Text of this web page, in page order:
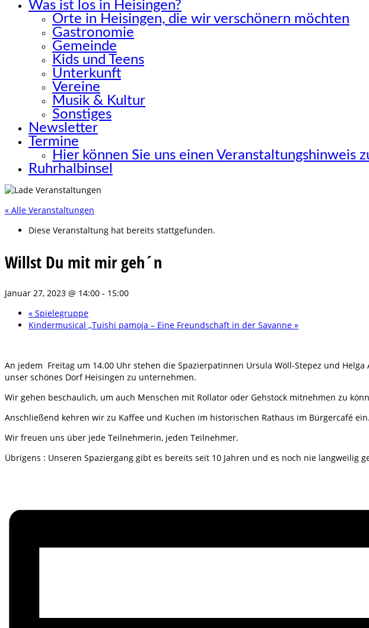
Was ist los in Heisingen?
Orte in Heisingen, die wir verschönern möchten
Gastronomie
Gemeinde
Kids und Teens
Unterkunft
Vereine
Musik & Kultur
Sonstiges
Newsletter
Termine
Hier können Sie uns einen Veranstaltungshinweis
Ruhrhalbinsel
« Alle Veranstaltungen
Diese Veranstaltung hat bereits stattgefunden.
Willst Du mit mir geh´n
Januar 27, 2023 @ 14:00 - 15:00
« Spielegruppe
Kindermusical „Tuishi pamoja – Eine Freundschaft in der Savanne »
An jedem Freitag um 14.00 Uhr stehen die Spazierpatinnen Ursula Wöll-Stepez und
unser schönes Dorf Heisingen zu unternehmen.
Wir gehen beschaulich, um auch Menschen mit Rollator oder Gehstock mitnehmen zu
Anschließend kehren wir zu Kaffee und Kuchen im historischen Rathaus im Bürgercafé ein.
Wir freuen uns über jede Teilnehmerin, jeden Teilnehmer.
Übrigens : Unseren Spaziergang gibt es bereits seit 10 Jahren und es noch nie langweilig